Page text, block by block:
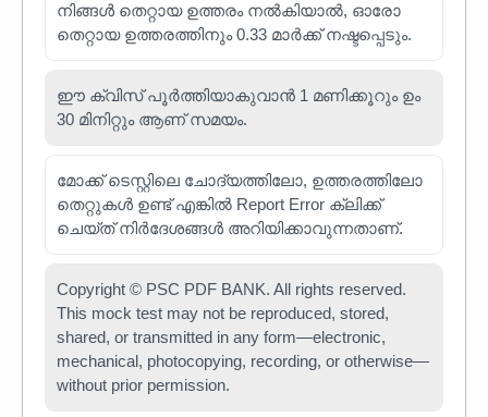
നിങ്ങൾ തെറ്റായ ഉത്തരം നൽകിയാൽ, ഓരോ
തെറ്റായ ഉത്തരത്തിനും 0.33 മാർക്ക് നഷ്ടപ്പെടും.
ഈ ക്വിസ് പൂർത്തിയാകുവാൻ 1 മണിക്കൂറും ഉം
30 മിനിറ്റും ആണ് സമയം.
മോക്ക് ടെസ്റ്റിലെ ചോദ്യത്തിലോ, ഉത്തരത്തിലോ
തെറ്റുകൾ ഉണ്ട് എങ്കിൽ Report Error ക്ലിക്ക്
ചെയ്ത് നിർദേശങ്ങൾ അറിയിക്കാവുന്നതാണ്.
Copyright © PSC PDF BANK. All rights reserved.
This mock test may not be reproduced, stored,
shared, or transmitted in any form—electronic,
mechanical, photocopying, recording, or otherwise—
without prior permission.